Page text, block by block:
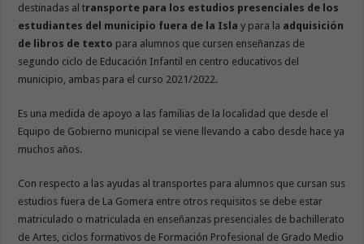
destinadas al transporte para los estudios presenciales de los
estudiantes del municipio fuera de la Islay para la adquisición
de libros de texto para alumnos que cursen enseñanzas de
segundo ciclo de Educación Infantil en centro educativos del
municipio, ambas para el curso 2021/2022.
Es una medida de apoyo a las familias de la localidad que desde el
Equipo de Gobierno municipal se viene llevando a cabo desde hace ya
muchos años.
Con respecto a las ayudas al transportes para alumnos que cursan sus
estudios fuera de La Gomera entre otros requisitos se debe estar
matriculado o matriculada en enseñanzas presenciales de bachillerato
de Artes, ciclos formativos de Formación Profesional de Grado Medio